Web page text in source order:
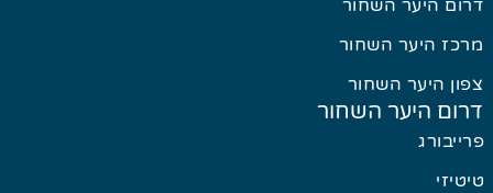
דרום היער השחור
מרכז היער השחור
צפון היער השחור
דרום היער השחור
פרייבורג
טיטיזי